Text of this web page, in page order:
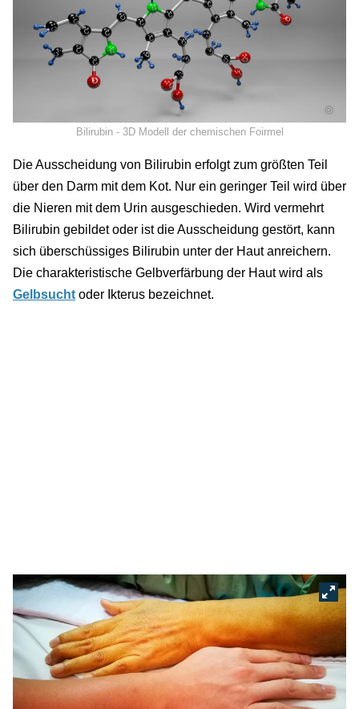
©
Bilirubin - 3D Modell der chemischen Foirmel
Die Ausscheidung von Bilirubin erfolgt zum größten Teil
über den Darm mit dem Kot. Nur ein geringer Teil wird über
die Nieren mit dem Urin ausgeschieden. Wird vermehrt
Bilirubin gebildet oder ist die Ausscheidung gestört, kann
sich überschüssiges Bilirubin unter der Haut anreichern.
Die charakteristische Gelbverfärbung der Haut wird als
Gelbsucht oder Ikterus bezeichnet.